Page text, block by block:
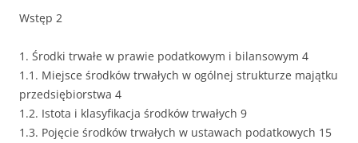
Wstęp 2
1. Środki trwałe w prawie podatkowym i bilansowym 4
1.1. Miejsce środków trwałych w ogólnej strukturze majątku
przedsiębiorstwa 4
1.2. Istota i klasyfikacja środków trwałych 9
1.3. Pojęcie środków trwałych w ustawach podatkowych 15